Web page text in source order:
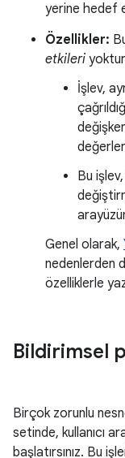
yerine hedef
Özellikler:
etkileri
İşlev,
Bu
Genel olarak,
nedenlerden
özelliklerle
Bildirimsel
Birçok zorunlu
setinde, kullanıcı
başlatırsınız. Bu